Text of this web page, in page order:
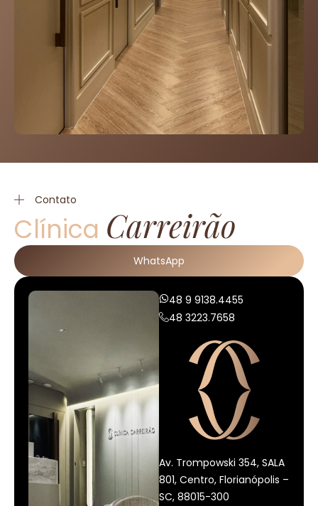
Contato
Clínica Carreirão
WhatsApp
48 9 9138.4455
48 3223.7658
Av. Trompowski 354, SALA
801, Centro, Florianópolis –
SC, 88015-300